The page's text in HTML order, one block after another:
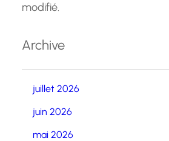
modifié.
Archive
juillet 2026
juin 2026
mai 2026